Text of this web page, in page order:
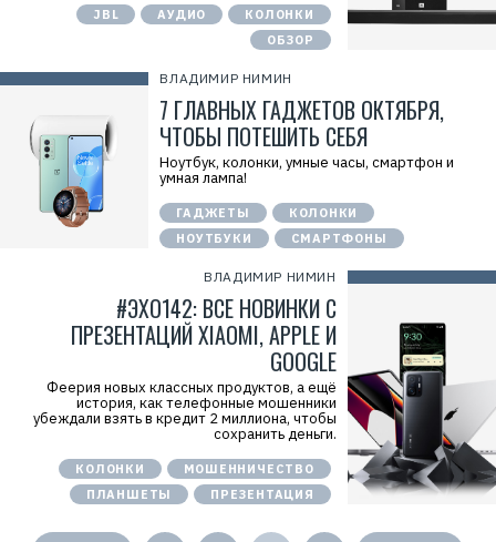
JBL АУДИО
КОЛОНКИ
ОБЗОР
ВЛАДИМИР НИМИН
7 ГЛАВНЫХ ГАДЖЕТОВ ОКТЯБРЯ,
ЧТОБЫ ПОТЕШИТЬ СЕБЯ
Ноутбук, колонки, умные часы, смартфон и
умная лампа!
ГАДЖЕТЫ
КОЛОНКИ
НОУТБУКИ
СМАРТФОНЫ
ВЛАДИМИР НИМИН
#ЭХО142: ВСЕ НОВИНКИ С
ПРЕЗЕНТАЦИЙ XIAOMI, APPLE И
GOOGLE
Феерия новых классных продуктов, а ещё
история, как телефонные мошенники
убеждали взять в кредит 2 миллиона, чтобы
сохранить деньги.
КОЛОНКИ
МОШЕННИЧЕСТВО
ПЛАНШЕТЫ
ПРЕЗЕНТАЦИЯ